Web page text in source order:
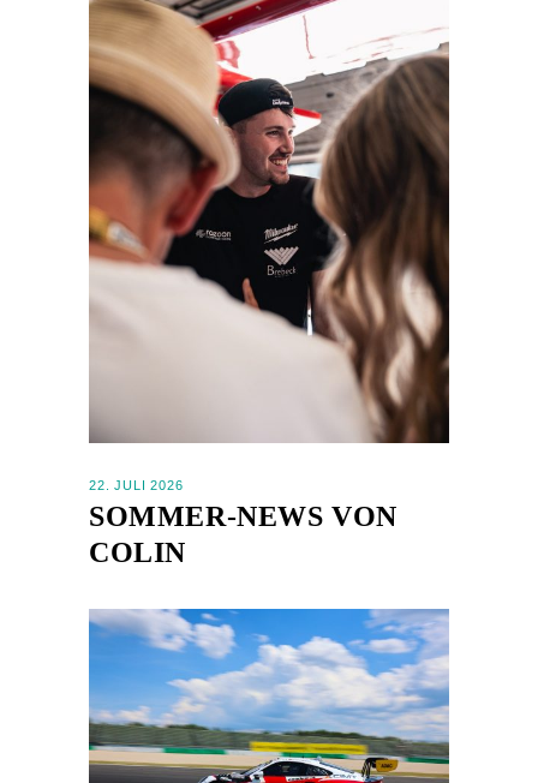
22. JULI 2026
SOMMER-NEWS VON
COLIN